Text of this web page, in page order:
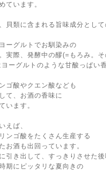
ています。
貝類に含まれる旨味成分とし
ーグルトでお馴染みの
実際、発酵中の醪(=もろみ。そ
ーグルトのような甘酸っぱい
ゴ酸やクエン酸なども
て、お酒の香味に
います。
えば、
ンゴ酸をたくさん生産する
お酒も出回っています。
引き出して、すっきりさせた後
期にピッタリな夏向きの